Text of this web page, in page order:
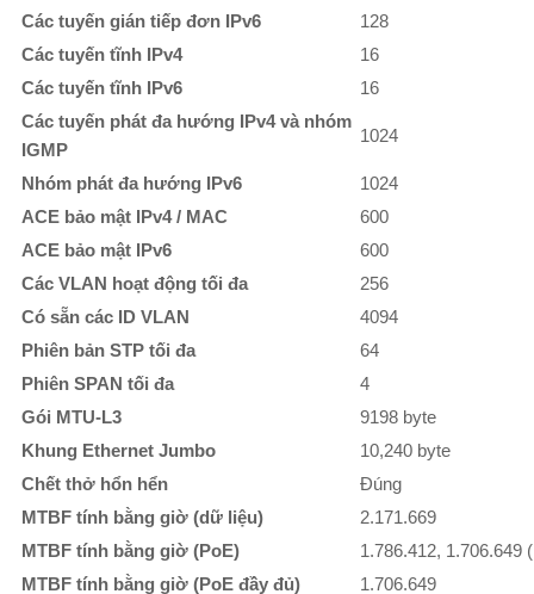
Các tuyến gián tiếp đơn IPv6
128
Các tuyến tĩnh IPv4
16
Các tuyến tĩnh IPv6
16
Các tuyến phát đa hướng IPv4 và nhóm
IGMP
1024
Nhóm phát đa hướng IPv6
1024
ACE bảo mật IPv4 / MAC
600
ACE bảo mật IPv6
600
Các VLAN hoạt động tối đa
256
Có sẵn các ID VLAN
4094
Phiên bản STP tối đa
64
Phiên SPAN tối đa
4
Gói MTU-L3
9198 byte
Khung Ethernet Jumbo
10,240 byte
Chết thở hổn hển
Đúng
MTBF tính bằng giờ (dữ liệu)
2.171.669
MTBF tính bằng giờ (PoE)
1.786.412, 1.706.649
MTBF tính bằng giờ (PoE đầy đủ)
1.706.649